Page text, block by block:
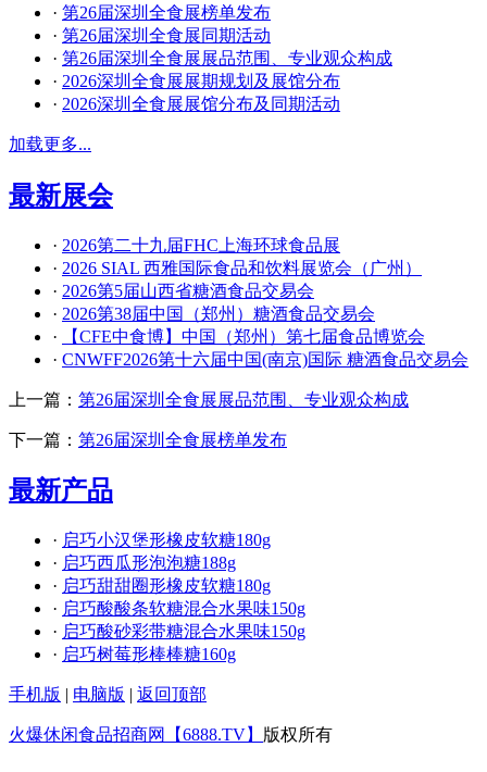
· 第26届深圳全食展榜单发布
· 第26届深圳全食展同期活动
· 第26届深圳全食展展品范围、专业观众构成
· 2026深圳全食展展期规划及展馆分布
· 2026深圳全食展展馆分布及同期活动
加载更多...
最新展会
· 2026第二十九届FHC上海环球食品展
· 2026 SIAL 西雅国际食品和饮料展览会（广州）
· 2026第5届山西省糖酒食品交易会
· 2026第38届中国（郑州）糖酒食品交易会
·
【CFE中食博】中国（郑州）第七届食品博览会
· CNWFF2026第十六届中国(南京)国际 糖酒食品交易会
上一篇： 第26届深圳全食展展品范围、专业观众构成
下一篇： 第26届深圳全食展榜单发布
最新产品
· 启巧小汉堡形橡皮软糖180g
· 启巧西瓜形泡泡糖188g
· 启巧甜甜圈形橡皮软糖180g
· 启巧酸酸条软糖混合水果味150g
· 启巧酸砂彩带糖混合水果味150g
· 启巧树莓形棒棒糖160g
手机版 | 电脑版 | 返回顶部
火爆休闲食品招商网【6888.TV】 版权所有